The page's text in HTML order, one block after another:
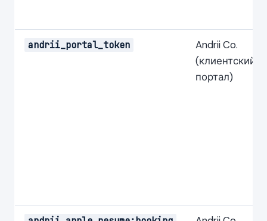
andrii_portal_token
Andrii Co.
(клиентский
портал)